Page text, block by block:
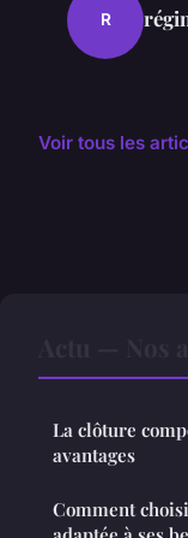
R
Voir tous les
La clôture
avantages
Comment